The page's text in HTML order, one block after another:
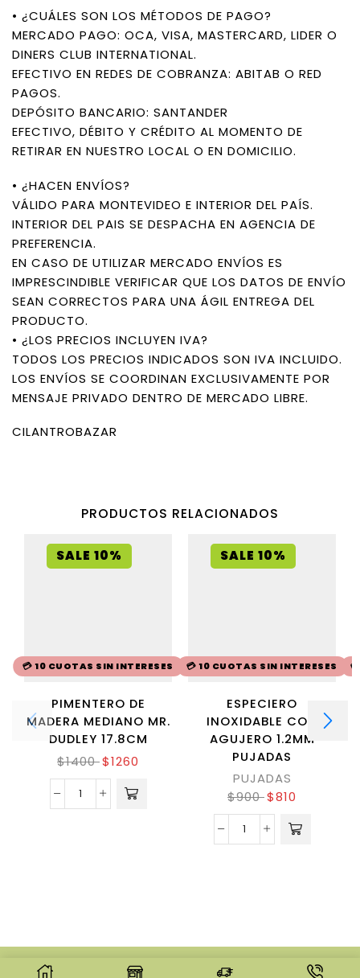
• ¿CUÁLES SON LOS MÉTODOS DE PAGO?
MERCADO PAGO: OCA, VISA, MASTERCARD, LIDER O
DINERS CLUB INTERNATIONAL.
EFECTIVO EN REDES DE COBRANZA: ABITAB O RED
PAGOS.
DEPÓSITO BANCARIO: SANTANDER
EFECTIVO, DÉBITO Y CRÉDITO AL MOMENTO DE
RETIRAR EN NUESTRO LOCAL O EN DOMICILIO.
• ¿HACEN ENVÍOS?
VÁLIDO PARA MONTEVIDEO E INTERIOR DEL PAÍS.
INTERIOR DEL PAIS SE DESPACHA EN AGENCIA DE
PREFERENCIA.
EN CASO DE UTILIZAR MERCADO ENVÍOS ES
IMPRESCINDIBLE VERIFICAR QUE LOS DATOS DE ENVÍO
SEAN CORRECTOS PARA UNA ÁGIL ENTREGA DEL
PRODUCTO.
• ¿LOS PRECIOS INCLUYEN IVA?
TODOS LOS PRECIOS INDICADOS SON IVA INCLUIDO.
LOS ENVÍOS SE COORDINAN EXCLUSIVAMENTE POR
MENSAJE PRIVADO DENTRO DE MERCADO LIBRE.
CILANTROBAZAR
PRODUCTOS RELACIONADOS
SALE 10%
💳 10 CUOTAS SIN INTERESES
PIMENTERO DE
MADERA MEDIANO MR.
DUDLEY 17.8CM
$1400 $1260
SALE 10%
💳 10 CUOTAS SIN INTERESES
ESPECIERO
INOXIDABLE CON
AGUJERO 1.2MM
PUJADAS
PUJADAS
$900 $810
© CREATED BY
- POWER ELITE